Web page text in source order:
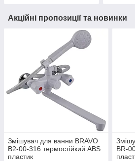
Акційні пропозиції та новинки
Змішувач для ванни BRAVO
B2-00-316 термостійкий ABS
пластик
BR-